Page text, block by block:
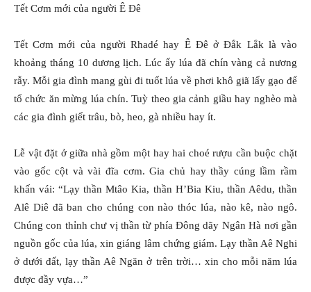
Tết Cơm mới của người Ê Ðê
Tết Cơm mới của người Rhadé hay Ê Đê ở Ðắk Lắk là vào
khoảng tháng 10 dương lịch. Lúc ấy lúa đã chín vàng cả nương
rẫy. Mỗi gia đình mang gùi đi tuốt lúa về phơi khô giã lấy gạo để
tổ chức ăn mừng lúa chín. Tuỳ theo gia cảnh giầu hay nghèo mà
các gia đình giết trâu, bò, heo, gà nhiều hay ít.
Lễ vật đặt ở giữa nhà gồm một hay hai choé rượu cần buộc chặt
vào gốc cột và vài đĩa cơm. Gia chủ hay thầy cúng lầm rầm
khấn vái: “Lạy thần Mtâo Kia, thần H’Bia Kiu, thần Aêdu, thần
Alê Diê đã ban cho chúng con nào thóc lúa, nào kê, nào ngô.
Chúng con thỉnh chư vị thần từ phía Ðông dãy Ngân Hà nơi gần
nguồn gốc của lúa, xin giáng lâm chứng giám. Lạy thần Aê Nghi
ở dưới đất, lạy thần Aê Ngăn ở trên trời… xin cho mỗi năm lúa
được đầy vựa…”